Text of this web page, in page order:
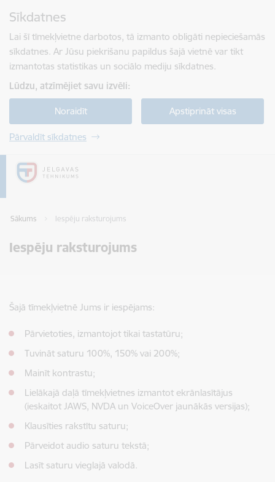
Sīkdatnes
Lai šī tīmekļvietne darbotos, tā izmanto obligāti nepieciešamās
sīkdatnes. Ar Jūsu piekrišanu papildus šajā vietnē var tikt
izmantotas statistikas un sociālo mediju sīkdatnes.
Lūdzu, atzīmējiet savu izvēli:
Noraidīt Apstiprināt visas
Pārvaldīt sīkdatnes
Sākums Iespēju raksturojums
Iespēju raksturojums
Šajā tīmekļvietnē Jums ir iespējams:
Pārvietoties, izmantojot tikai tastatūru;
Tuvināt saturu 100%, 150% vai 200%;
Mainīt kontrastu;
Lielākajā daļā tīmekļvietnes izmantot ekrānlasītājus
(ieskaitot JAWS, NVDA un VoiceOver jaunākās versijas);
Klausīties rakstītu saturu;
Pārveidot audio saturu tekstā;
Lasīt saturu vieglajā valodā.